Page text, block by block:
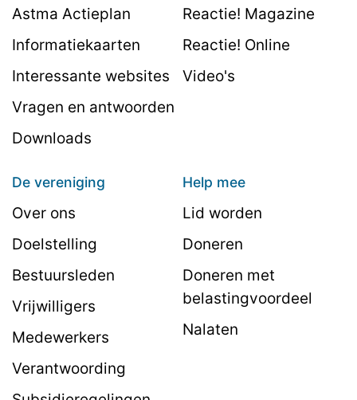
Astma Actieplan
Informatiekaarten
Interessante websites
Vragen en antwoorden
Downloads
Reactie! Magazine
Reactie! Online
Video's
De vereniging
Over ons
Doelstelling
Bestuursleden
Vrijwilligers
Medewerkers
Verantwoording
Help mee
Lid worden
Doneren
Doneren met
belastingvoordeel
Nalaten